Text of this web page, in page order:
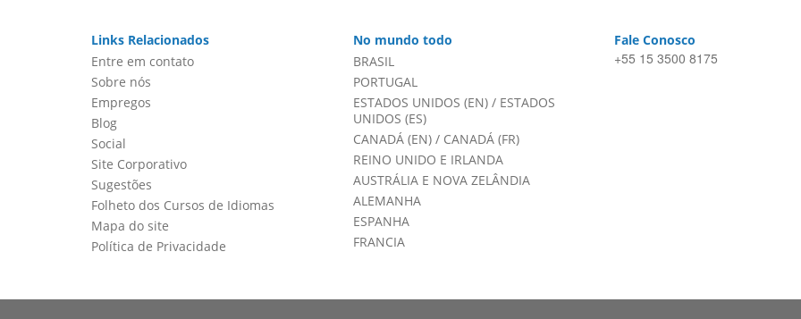
Links Relacionados
Entre em contato
Sobre nós
Empregos
Blog
Social
Site Corporativo
Sugestões
Folheto dos Cursos de Idiomas
Mapa do site
Política de Privacidade
No mundo todo
BRASIL
PORTUGAL
ESTADOS UNIDOS (EN)/ ESTADOS
UNIDOS (ES)
CANADÁ (EN)/ CANADÁ (FR)
REINO UNIDO E IRLANDA
AUSTRÁLIA E NOVA ZELÂNDIA
ALEMANHA
ESPANHA
FRANCIA
Fale Conosco
+55 15 3500 8175